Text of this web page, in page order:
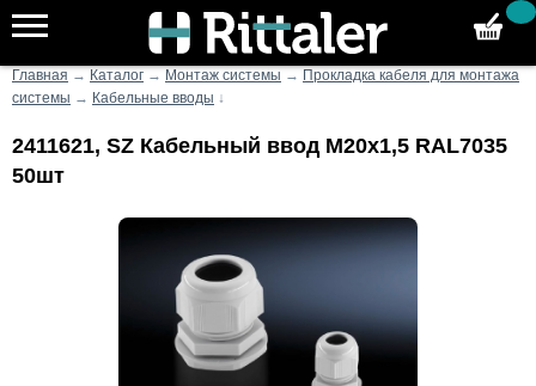
Главная → Каталог → Монтаж системы →
Прокладка кабеля для монтажа
системы → Кабельные вводы ↓
2411621, SZ Кабельный ввод M20x1,5 RAL7035
50шт